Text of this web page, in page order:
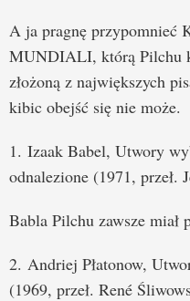
PODCAST
A ja pragnę
MUNDIALI, którą Pilchu
złożoną z największych
kibic obejść się nie może.
1. Izaak Babel, Utwory
odnalezione (1971, przeł.
Babla Pilchu zawsze miał
2. Andriej Płatonow,
(1969, przeł. René